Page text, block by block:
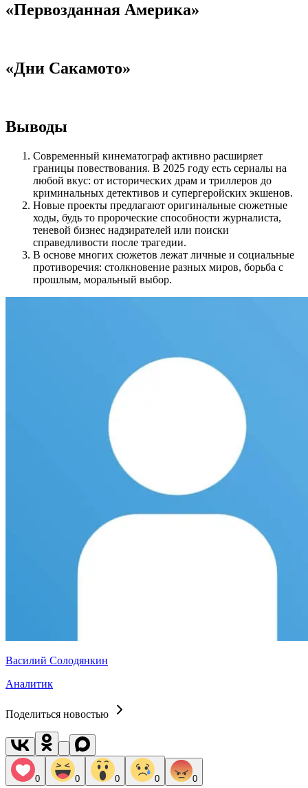
«Первозданная Америка»
«Дни Сакамото»
Выводы
Современный кинематограф активно расширяет
границы повествования. В 2025 году есть сериалы на
любой вкус: от исторических драм и триллеров до
криминальных детективов и супергеройских экшенов.
Новые проекты предлагают оригинальные сюжетные
ходы, будь то пророческие способности журналиста,
теневой бизнес надзирателей или поиски
справедливости после трагедии.
В основе многих сюжетов лежат личные и социальные
противоречия: столкновение разных миров, борьба с
прошлым, моральный выбор.
Василий Солодянкин
Аналитик
Поделиться новостью
0 0 0 0 0